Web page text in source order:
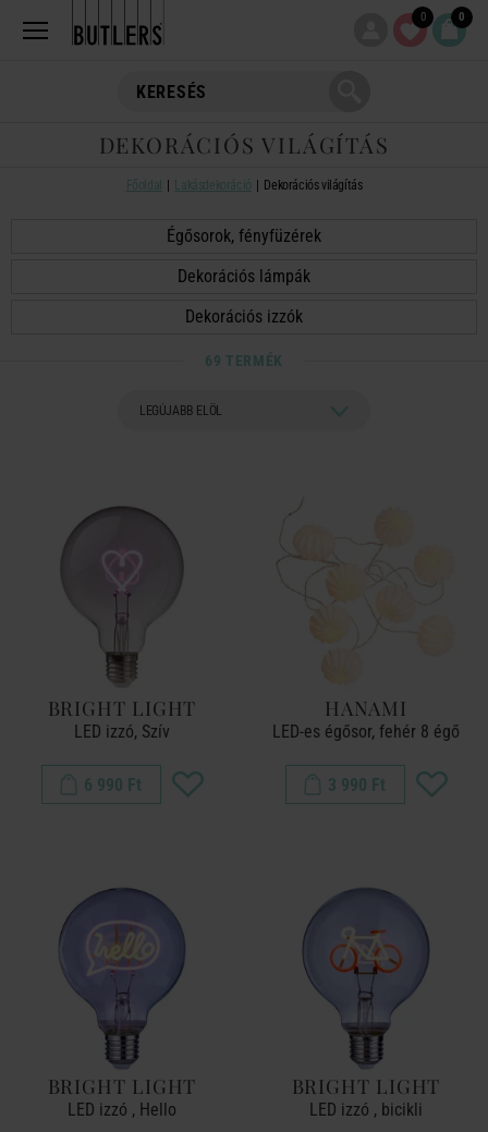
0 0
DEKORÁCIÓS VILÁGÍTÁS
Főoldal Lakásdekoráció Dekorációs világítás
Égősorok, fényfüzérek
Dekorációs lámpák
Dekorációs izzók
69 TERMÉK
BRIGHT LIGHT
LED izzó, Szív
6 990 Ft
HANAMI
LED-es égősor, fehér 8 égő
3 990 Ft
BRIGHT LIGHT
LED izzó , Hello
BRIGHT LIGHT
LED izzó , bicikli